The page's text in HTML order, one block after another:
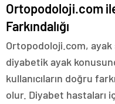
Ortopodoloji.com
Farkındalığı
Ortopodoloji.com, ayak
diyabetik ayak
kullanıcıların doğru
olur. Diyabet hastaları